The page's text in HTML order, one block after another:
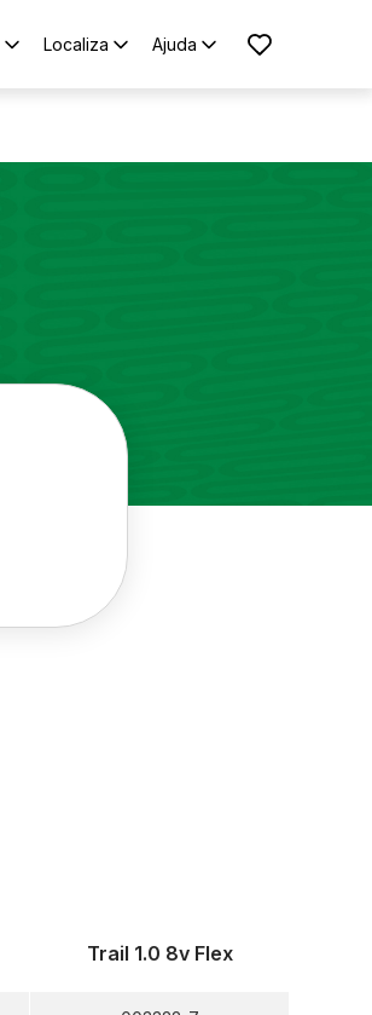
Localiza Ajuda
Trail 1.0 8v Flex